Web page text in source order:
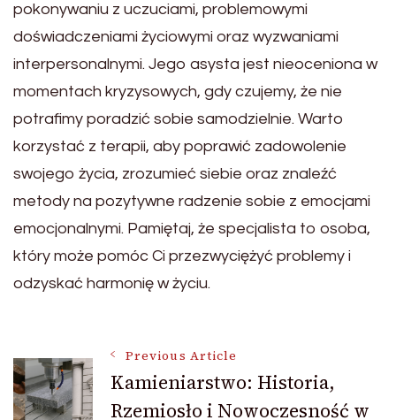
pokonywaniu z uczuciami, problemowymi
doświadczeniami życiowymi oraz wyzwaniami
interpersonalnymi. Jego asysta jest nieoceniona w
momentach kryzysowych, gdy czujemy, że nie
potrafimy poradzić sobie samodzielnie. Warto
korzystać z terapii, aby poprawić zadowolenie
swojego życia, zrozumieć siebie oraz znaleźć
metody na pozytywne radzenie sobie z emocjami
emocjonalnymi. Pamiętaj, że specjalista to osoba,
który może pomóc Ci przezwyciężyć problemy i
odzyskać harmonię w życiu.
Post
Previous Article
Kamieniarstwo: Historia,
Rzemiosło i Nowoczesność w